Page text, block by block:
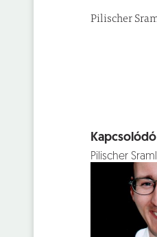
Pilischer
Pilischer